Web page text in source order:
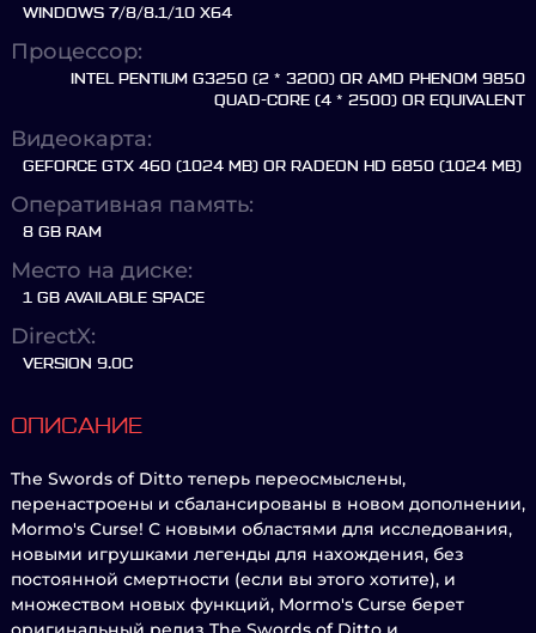
WINDOWS 7/8/8.1/10 X64
Процессор:
INTEL PENTIUM G3250 (2 * 3200) OR AMD PHENOM 9850
QUAD-CORE (4 * 2500) OR EQUIVALENT
Видеокарта:
GEFORCE GTX 460 (1024 MB) OR RADEON HD 6850 (1024 MB)
Оперативная память:
8 GB RAM
Место на диске:
1 GB AVAILABLE SPACE
DirectX:
VERSION 9.0C
ОПИСАНИЕ
The Swords of Ditto теперь переосмыслены,
перенастроены и сбалансированы в новом дополнении,
Mormo's Curse! С новыми областями для исследования,
новыми игрушками легенды для нахождения, без
постоянной смертности (если вы этого хотите), и
множеством новых функций, Mormo's Curse берет